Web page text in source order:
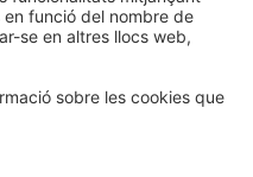
socials